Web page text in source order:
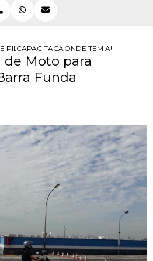
PILOTAGEM PARA EMPRESAS
CAPACITACAO PARAONDE TEM AULA DE
Moto para
Funda